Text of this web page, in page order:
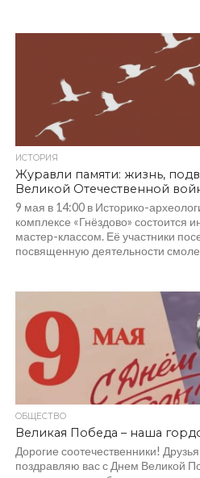
ИСТОРИЯ
Журавли памяти: жизнь,
Великой Отечественной
9 мая в 14:00 в Историко-
комплексе «Гнёздово» состоится
мастер-классом. Её участники
посвященную деятельности
ОБЩЕСТВО
Великая Победа – наша
Дорогие соотечественники!
поздравляю вас с Днем Великой